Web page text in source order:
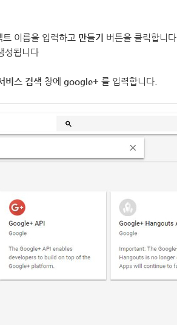
이름을 입력하고 만들기 버튼을 클릭합니다.
성됩니다
비스 검색 창에 google+ 를 입력합니다.